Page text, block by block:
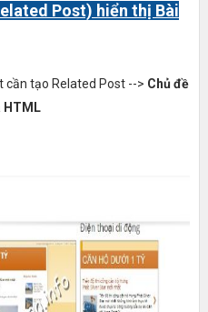
Post) hiển thị Bài
cần tạo Related Post --> Chủ đề
HTML